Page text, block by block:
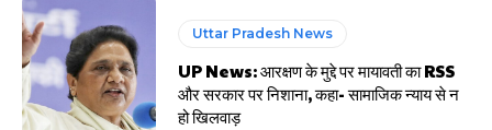
Uttar Pradesh News
UP News: आरक्षण के मुद्दे पर मायावती का RSS
और सरकार पर निशाना, कहा- सामाजिक न्याय से न
हो खिलवाड़